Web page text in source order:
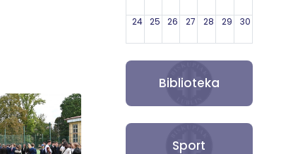
24 25 26 27 28 29 30
Biblioteka
Sport